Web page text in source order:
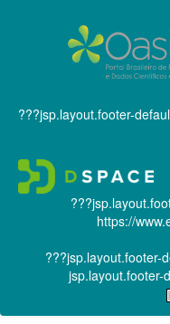
???jsp.layout.footer-
https://
???jsp.layout.footer-
jsp.layout.footer-